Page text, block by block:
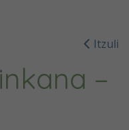
Itzuli
–